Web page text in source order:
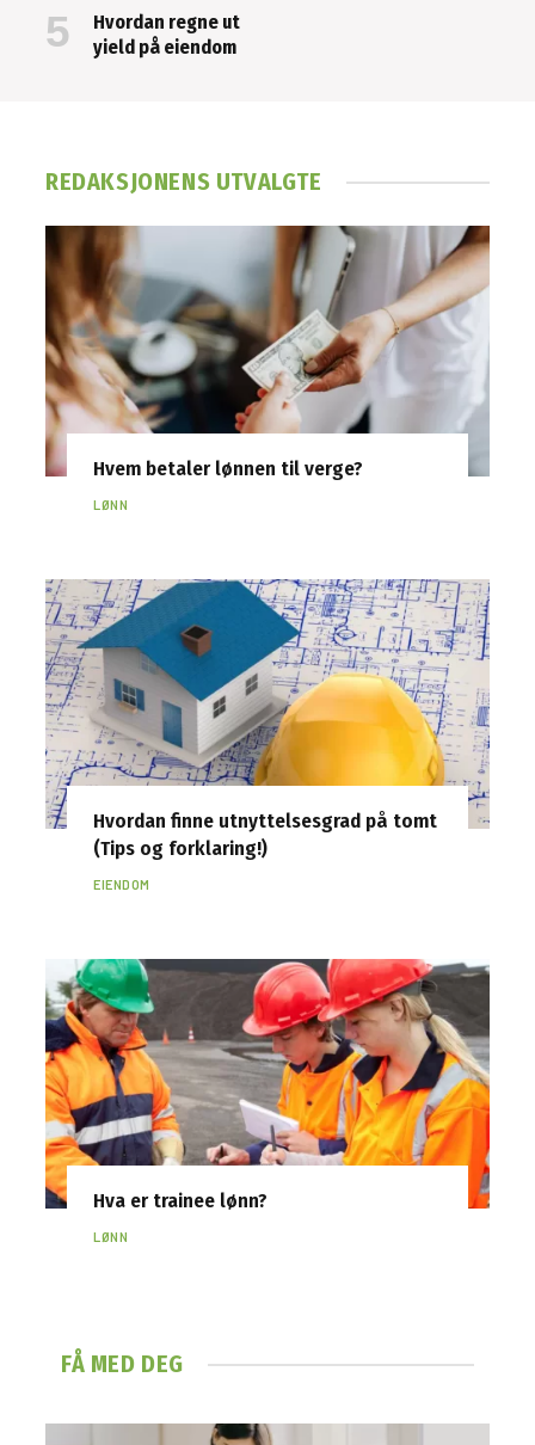
Hvordan regne ut
yield på eiendom
REDAKSJONENS UTVALGTE
Hvem betaler lønnen til verge?
LØNN
Hvordan finne utnyttelsesgrad på tomt
(Tips og forklaring!)
EIENDOM
Hva er trainee lønn?
LØNN
FÅ MED DEG